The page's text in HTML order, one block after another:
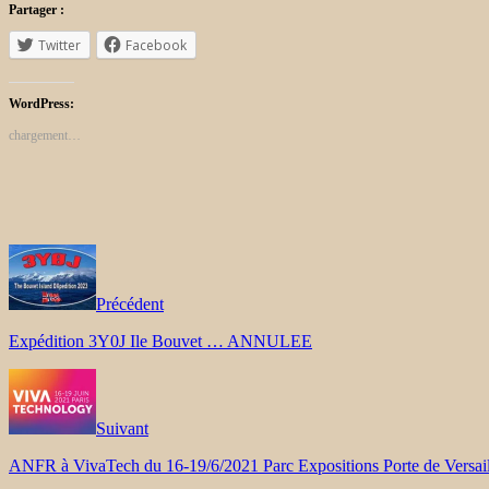
Partager :
Twitter Facebook
WordPress:
chargement…
Précédent
Expédition 3Y0J Ile Bouvet … ANNULEE
Suivant
ANFR à VivaTech du 16-19/6/2021 Parc Expositions Porte de